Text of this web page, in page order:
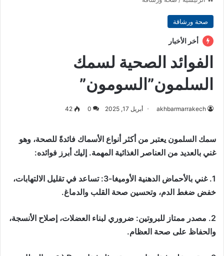
صحة ورشاقة
أخر الأخبار
الفوائد الصحية لسمك
السلمون”السومون”
akhbarmarrakech أبريل 17, 2025 0
42
سمك السلمون يعتبر من أكثر أنواع الأسماك فائدةً للصحة، وهو
غني بالعديد من العناصر الغذائية المهمة. إليك أبرز فوائده:
1. غني بالأحماض الدهنية الأوميغا-3: تساعد في تقليل الالتهابات،
خفض ضغط الدم، وتحسين صحة القلب والدماغ.
2. مصدر ممتاز للبروتين: ضروري لبناء العضلات، إصلاح الأنسجة،
والحفاظ على صحة العظام.